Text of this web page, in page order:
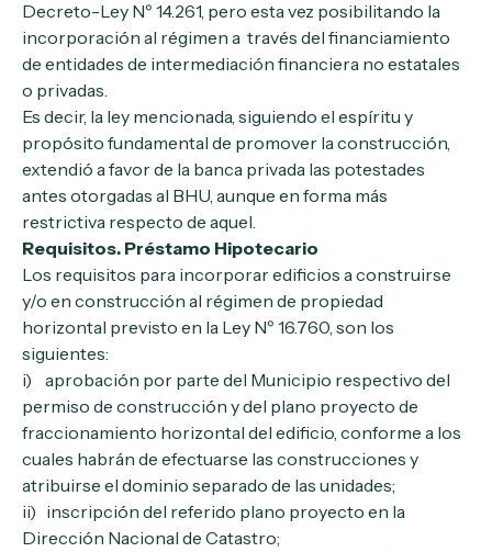
Decreto-Ley Nº 14.261, pero esta vez posibilitando la
incorporación al régimen a través del financiamiento
de entidades de intermediación financiera no estatales
o privadas.
Es decir, la ley mencionada, siguiendo el espíritu y
propósito fundamental de promover la construcción,
extendió a favor de la banca privada las potestades
antes otorgadas al BHU, aunque en forma más
restrictiva respecto de aquel.
Requisitos. Préstamo Hipotecario
Los requisitos para incorporar edificios a construirse
y/o en construcción al régimen de propiedad
horizontal previsto en la Ley Nº 16.760, son los
siguientes:
i) aprobación por parte del Municipio respectivo del
permiso de construcción y del plano proyecto de
fraccionamiento horizontal del edificio, conforme a los
cuales habrán de efectuarse las construcciones y
atribuirse el dominio separado de las unidades;
ii) inscripción del referido plano proyecto en la
Dirección Nacional de Catastro;